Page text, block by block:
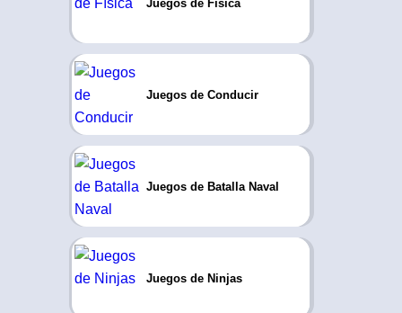
Juegos de Física
Juegos de Conducir
Juegos de Batalla Naval
Juegos de Ninjas